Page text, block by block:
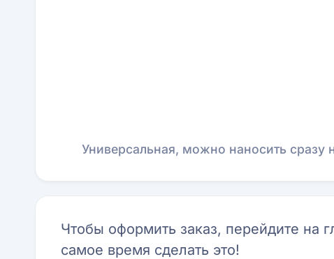
Универсальная, можно наносить сразу
Чтобы оформить заказ, перейдите на
самое время сделать это!